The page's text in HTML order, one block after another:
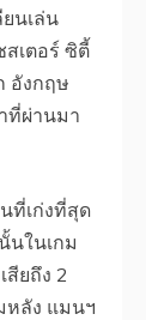
นเล่น
เตอร์ ซิตี้
อังกฤษ
ที่ผ่านมา
ที่เก่งที่สุด
นในเกม
ยถึง 2
หลัง แมนฯ